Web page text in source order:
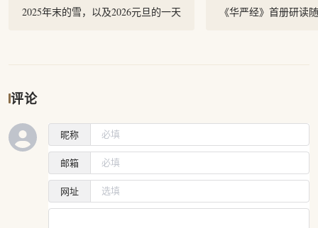
2025年末的雪，以及2026元旦的一天 《华严经》首册研读
评论
昵称
邮箱
网址